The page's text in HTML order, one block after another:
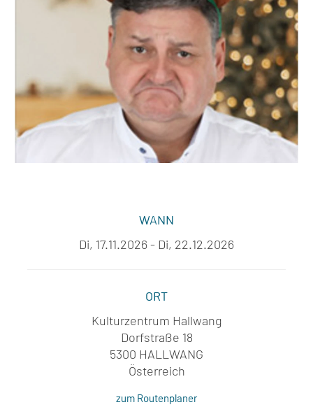
WANN
Di, 17.11.2026 - Di, 22.12.2026
ORT
Kulturzentrum Hallwang
Dorfstraße 18
5300 HALLWANG
Österreich
zum Routenplaner